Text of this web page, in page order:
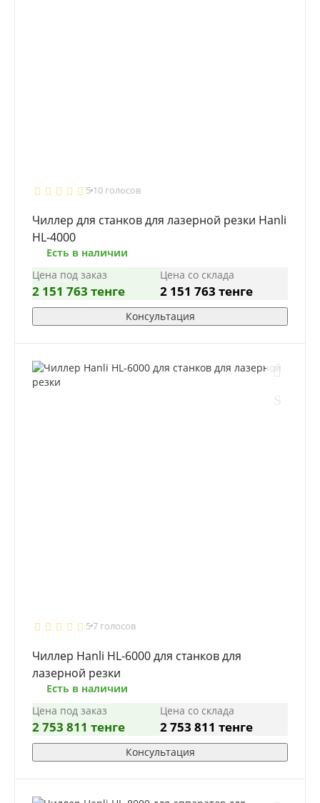
5 10 голосов
Чиллер для станков для лазерной резки Hanli
HL-4000
Есть в наличии
Цена под заказ
2 151 763 тенге
Цена со склада
2 151 763 тенге
Консультация
57 голосов
Чиллер Hanli HL-6000 для станков для
лазерной резки
Есть в наличии
Цена под заказ
2 753 811 тенге
Цена со склада
2 753 811 тенге
Консультация